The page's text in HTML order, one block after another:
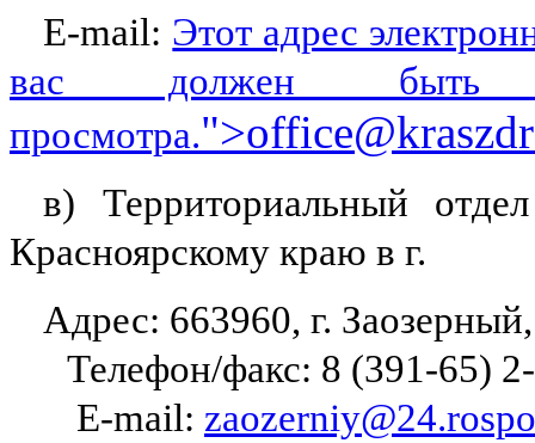
E-mail: Этот адрес
вас должен быть
просмотра.">office@
в) Территориальный
Красноярскому краю
Адрес: 663960, г.
Телефон/факс: 8 (391-65)
E-mail: